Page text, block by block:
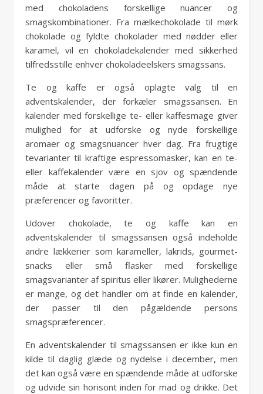
med chokoladens forskellige nuancer og
smagskombinationer. Fra mælkechokolade til mørk
chokolade og fyldte chokolader med nødder eller
karamel, vil en chokoladekalender med sikkerhed
tilfredsstille enhver chokoladeelskers smagssans.
Te og kaffe er også oplagte valg til en
adventskalender, der forkæler smagssansen. En
kalender med forskellige te- eller kaffesmage giver
mulighed for at udforske og nyde forskellige
aromaer og smagsnuancer hver dag. Fra frugtige
tevarianter til kraftige espressomasker, kan en te-
eller kaffekalender være en sjov og spændende
måde at starte dagen på og opdage nye
præferencer og favoritter.
Udover chokolade, te og kaffe kan en
adventskalender til smagssansen også indeholde
andre lækkerier som karameller, lakrids, gourmet-
snacks eller små flasker med forskellige
smagsvarianter af spiritus eller likører. Mulighederne
er mange, og det handler om at finde en kalender,
der passer til den pågældende persons
smagspræferencer.
En adventskalender til smagssansen er ikke kun en
kilde til daglig glæde og nydelse i december, men
det kan også være en spændende måde at udforske
og udvide sin horisont inden for mad og drikke. Det